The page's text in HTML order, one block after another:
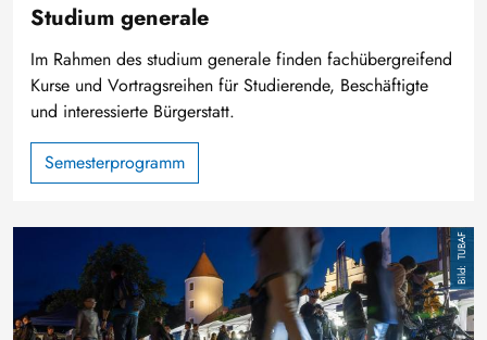
Studium generale
Im Rahmen des studium generale finden fachübergreifend
Kurse und Vortragsreihen für Studierende, Beschäftigte
und interessierte Bürgerstatt.
Semesterprogramm
TUBAF